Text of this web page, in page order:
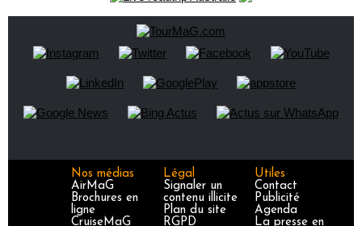
Nos médias
AirMaG
Brochures en
ligne
CruiseMaG
Légal
Signaler un
contenu illicite
Plan du site
RGPD
Utiles
Contact
Publicité
Agenda
La presse en